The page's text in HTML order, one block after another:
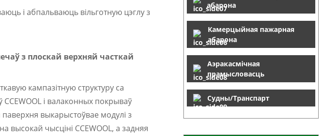
абарона
Камерцыйная пажарная
абарона
Аэракасмічная
прамысловасць
Судны/Транспарт
і абпальваюць вільготную цэглу з
з плоскай верхняй часткай
кампазітную структуру са
і валаконных покрываў
паверхня выкарыстоўвае модулі з
высокай чысціні CCEWOOL, а задняя